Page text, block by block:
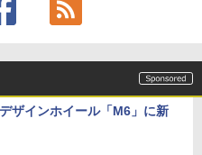
ザインホイール「M6」に新